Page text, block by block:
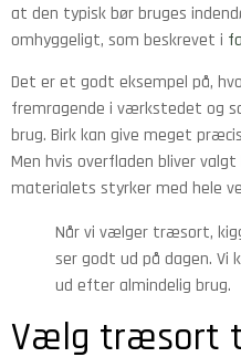
at den typisk bør bruges
omhyggeligt, som beskrevet i
Det er et godt eksempel på,
fremragende i værkstedet og
brug. Birk kan give meget
Men hvis overfladen bliver
materialets styrker med hele
Når vi vælger træsort,
ser godt ud på dagen. Vi
ud efter almindelig brug.
Vælg træsort